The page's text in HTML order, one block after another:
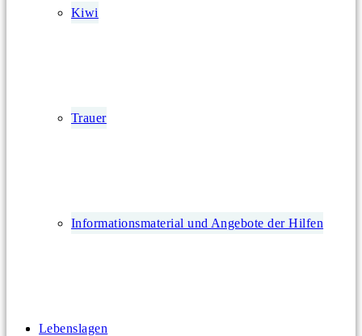
Kiwi
Trauer
Informationsmaterial und Angebote der Hilfen
Lebenslagen